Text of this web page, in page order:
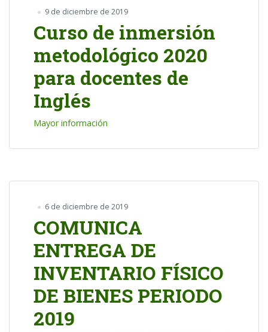
9 de diciembre de 2019
Curso de inmersión
metodológico 2020
para docentes de
Inglés
Mayor información
6 de diciembre de 2019
COMUNICA
ENTREGA DE
INVENTARIO FÍSICO
DE BIENES PERIODO
2019